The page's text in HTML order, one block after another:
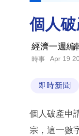
個人
經濟一週編
時事 Apr 19
即時新聞
個人破產申
宗，這一數